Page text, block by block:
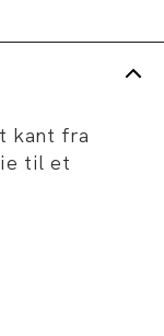
kant fra
til et